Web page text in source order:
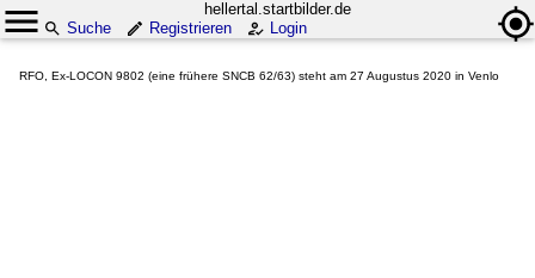
hellertal.startbilder.de
Suche
Registrieren Login
RFO, Ex-LOCON 9802 (eine frühere SNCB 62/63) steht am 27 Augustus 2020 in Venlo